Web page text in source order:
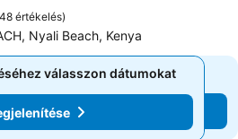
értékelés)
Nyali Beach, Kenya
válasszon dátumokat
válasszon dátumokat